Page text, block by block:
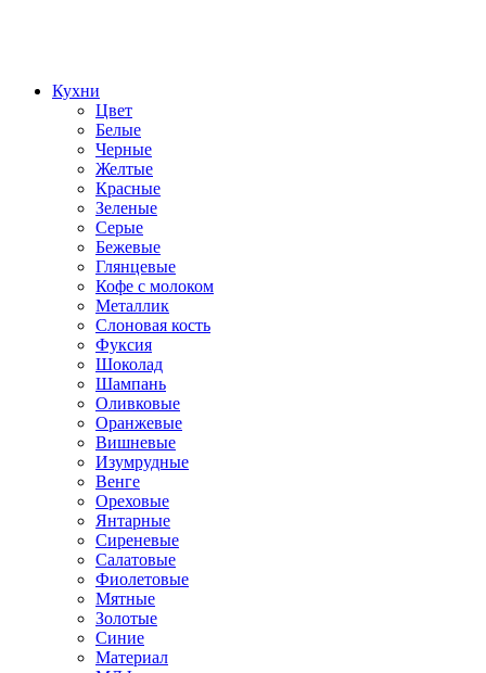
Кухни
Цвет
Белые
Черные
Желтые
Красные
Зеленые
Серые
Бежевые
Глянцевые
Кофе с молоком
Металлик
Слоновая кость
Фуксия
Шоколад
Шампань
Оливковые
Оранжевые
Вишневые
Изумрудные
Венге
Ореховые
Янтарные
Сиреневые
Салатовые
Фиолетовые
Мятные
Золотые
Синие
Материал